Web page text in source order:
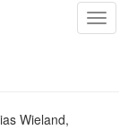
Toggle
Wieland,